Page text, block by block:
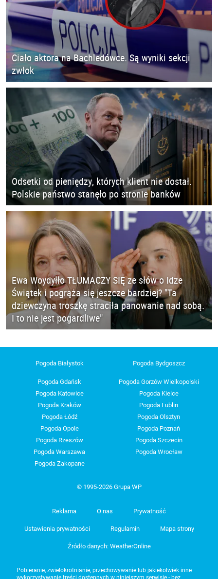
Ciało aktora na Bachledówce. Są wyniki sekcji
zwłok
Odsetki od pieniędzy, których klient nie dostał.
Polskie państwo stanęło po stronie banków
Ewa Woydyłło TŁUMACZY SIĘ ze słów o Idze
Świątek i pogrąża się jeszcze bardziej? "Ta
dziewczyna troszkę straciła panowanie nad sobą.
I to nie jest pogardliwe"
Pogoda Białystok Pogoda Bydgoszcz
Pogoda Gdańsk
Pogoda Gorzów Wielkopolski
Pogoda Katowice
Pogoda Kielce
Pogoda Kraków
Pogoda Lublin
Pogoda Łódź
Pogoda Olsztyn
Pogoda Opole
Pogoda Poznań
Pogoda Rzeszów
Pogoda Szczecin
Pogoda Warszawa
Pogoda Wrocław
Pogoda Zakopane
© 1995-2026 Grupa WP
Reklama O nas Prywatność
Ustawienia prywatności Regulamin Mapa strony
Źródło danych: WeatherOnline
Pobieranie, zwielokrotnianie, przechowywanie lub jakiekolwiek inne
wykorzystywanie treści dostępnych w niniejszym serwisie - bez